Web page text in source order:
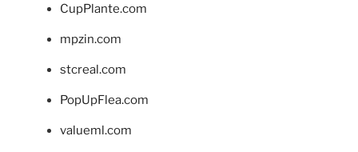
CupPlante.com
mpzin.com
stcreal.com
PopUpFlea.com
valueml.com